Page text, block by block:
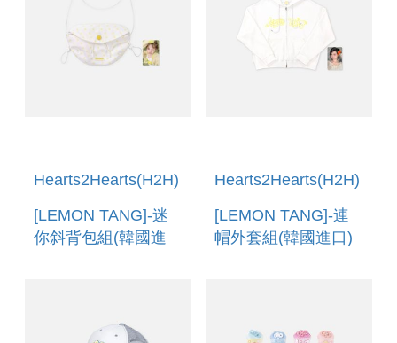
Hearts2Hearts(H2H)
[LEMON TANG]-迷
你斜背包組(韓國進
Hearts2Hearts(H2H)
[LEMON TANG]-連
帽外套組(韓國進口)